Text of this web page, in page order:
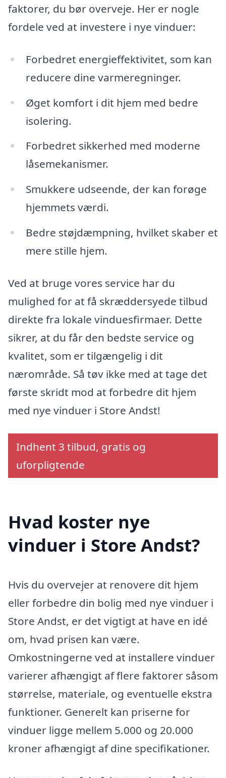
faktorer, du bør overveje. Her er nogle
fordele ved at investere i nye vinduer:
Forbedret energieffektivitet, som kan
reducere dine varmeregninger.
Øget komfort i dit hjem med bedre
isolering.
Forbedret sikkerhed med moderne
låsemekanismer.
Smukkere udseende, der kan forøge
hjemmets værdi.
Bedre støjdæmpning, hvilket skaber et
mere stille hjem.
Ved at bruge vores service har du
mulighed for at få skræddersyede tilbud
direkte fra lokale vinduesfirmaer. Dette
sikrer, at du får den bedste service og
kvalitet, som er tilgængelig i dit
nærområde. Så tøv ikke med at tage det
første skridt mod at forbedre dit hjem
med nye vinduer i Store Andst!
Indhent 3 tilbud, gratis og
uforpligtende
Hvad koster nye
vinduer i Store Andst?
Hvis du overvejer at renovere dit hjem
eller forbedre din bolig med nye vinduer i
Store Andst, er det vigtigt at have en idé
om, hvad prisen kan være.
Omkostningerne ved at installere vinduer
varierer afhængigt af flere faktorer såsom
størrelse, materiale, og eventuelle ekstra
funktioner. Generelt kan priserne for
vinduer ligge mellem 5.000 og 20.000
kroner afhængigt af dine specifikationer.